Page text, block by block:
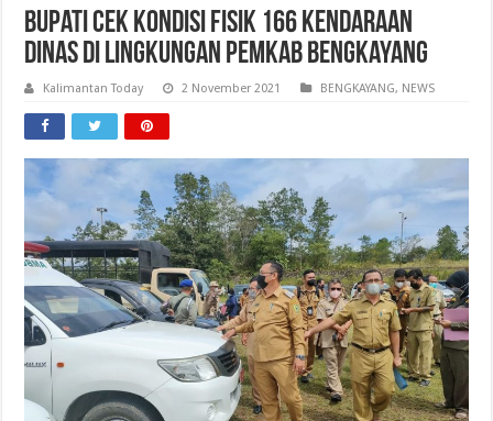
Bupati Cek Kondisi Fisik 166 Kendaraan
Dinas di Lingkungan Pemkab Bengkayang
Kalimantan Today 2 November 2021 BENGKAYANG, NEWS